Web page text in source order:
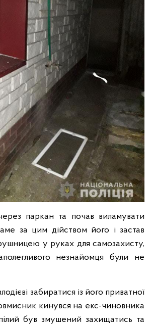
паркан та почав виламувати
за цим дійством його і застав
у руках для самозахисту,
незнайомця були не
забиратися із його приватної
кинувся на екс-чиновника
був змушений захищатись та